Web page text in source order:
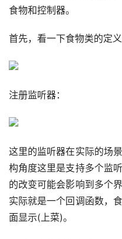
食物和控制器。
首先，看一下食物类的定义
注册监听器：
这里的监听器在实际的场
构角度这里是支持多个监
的改变可能会影响到多个
实际就是一个回调函数，
面显示(上菜)。